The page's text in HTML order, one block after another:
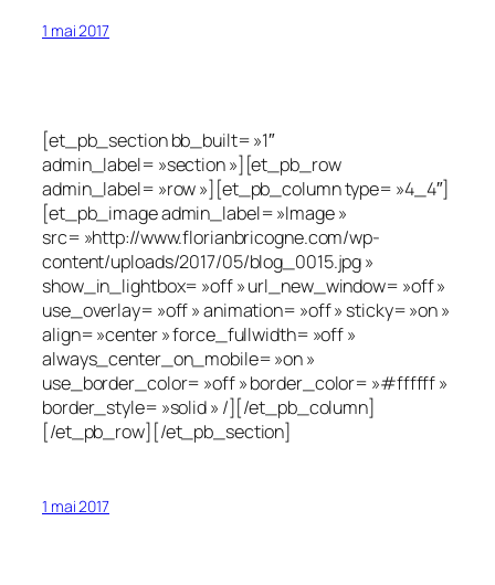
1 mai 2017
[et_pb_section bb_built= »1″
admin_label= »section »][et_pb_row
admin_label= »row »][et_pb_column type= »4_4″]
[et_pb_image admin_label= »Image »
src= »http://www.florianbricogne.com/wp-
content/uploads/2017/05/blog_0015.jpg »
show_in_lightbox= »off » url_new_window= »off »
use_overlay= »off » animation= »off » sticky= »on »
align= »center » force_fullwidth= »off »
always_center_on_mobile= »on »
use_border_color= »off » border_color= »#ffffff »
border_style= »solid » /][/et_pb_column]
[/et_pb_row][/et_pb_section]
1 mai 2017